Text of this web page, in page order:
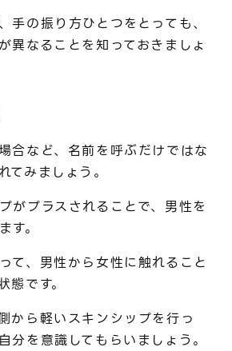
手の振り方ひとつをとっても、
異なることを知っておきましょ
合など、名前を呼ぶだけではな
てみましょう。
がプラスされることで、男性を
す。
て、男性から女性に触れること
です。
から軽いスキンシップを行っ
分を意識してもらいましょう。